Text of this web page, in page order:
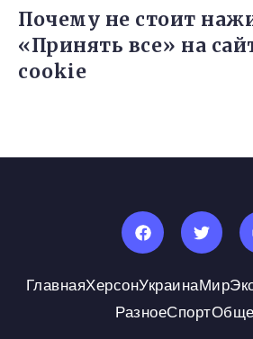
Почему не стоит
«Принять все» на
cookie
ГлавнаяХерсонУкраинаМир
РазноеСпорт